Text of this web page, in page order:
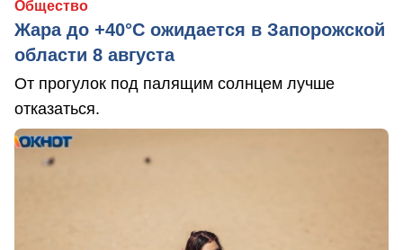
Общество
Жара до +40°С ожидается в Запорожской
области 8 августа
От прогулок под палящим солнцем лучше
отказаться.